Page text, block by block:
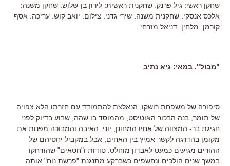
שחקן ראשי: גיל פרנק. שחקנית ראשית: לירון בן-שלוש. שחקן משנה:
אלכס אנסקי. שחקנית משנה: שירי גדני. צילום: יואב קוש. עריכה: אסף
קורמן. מלחין: דניאל מזרחי.
"מבול". במאי: גיא נתיב
סיפורה של משפחת רושקו, הנאלצת להתמודד עם חזרתו הלא צפויה
של תומר, בנה הבכור האוטיסט, מהמוסד בו שהה, שבוע בדיוק לפני
חגיגת בר- המצווה של אחיו המחונן, יוני. האיבה והמבוכה מפנות את
מקומן בהדרגה לקשר אמיץ בין האחים, אבל במקביל יחסיהם של
ההורים מגיעים כמעט לאבדון מוחלט. סודות ו"חטאים" שהודחקו
במשך שנים הולכים ונחשפים כשברקע מתנגנת "פרשת נוח" אותה